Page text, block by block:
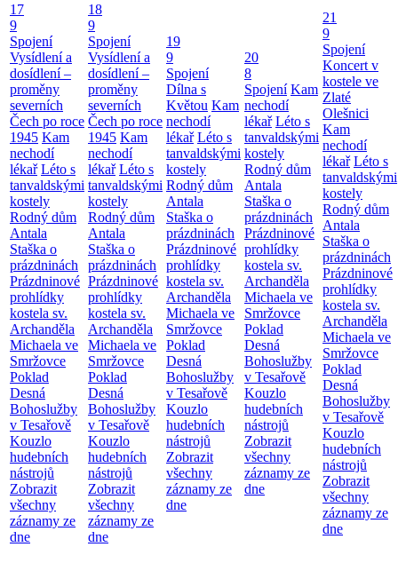
17
9
Spojení
Vysídlení a
dosídlení –
proměny
severních
Čech po roce
1945 Kam
nechodí
lékař Léto s
tanvaldskými
kostely
Rodný dům
Antala
Staška o
prázdninách
Prázdninové
prohlídky
kostela sv.
Archanděla
Michaela ve
Smržovce
Poklad
Desná
Bohoslužby
v Tesařově
Kouzlo
hudebních
nástrojů
Zobrazit
všechny
záznamy ze
dne
18
9
Spojení
Vysídlení a
dosídlení –
proměny
severních
Čech po roce
1945 Kam
nechodí
lékař Léto s
tanvaldskými
kostely
Rodný dům
Antala
Staška o
prázdninách
Prázdninové
prohlídky
kostela sv.
Archanděla
Michaela ve
Smržovce
Poklad
Desná
Bohoslužby
v Tesařově
Kouzlo
hudebních
nástrojů
Zobrazit
všechny
záznamy ze
dne
19
9
Spojení
Dílna s
Květou Kam
nechodí
lékař Léto s
tanvaldskými
kostely
Rodný dům
Antala
Staška o
prázdninách
Prázdninové
prohlídky
kostela sv.
Archanděla
Michaela ve
Smržovce
Poklad
Desná
Bohoslužby
v Tesařově
Kouzlo
hudebních
nástrojů
Zobrazit
všechny
záznamy ze
dne
20
8
Spojení Kam
nechodí
lékař Léto s
tanvaldskými
kostely
Rodný dům
Antala
Staška o
prázdninách
Prázdninové
prohlídky
kostela sv.
Archanděla
Michaela ve
Smržovce
Poklad
Desná
Bohoslužby
v Tesařově
Kouzlo
hudebních
nástrojů
Zobrazit
všechny
záznamy ze
dne
21
9
Spojení
Koncert v
kostele ve
Zlaté
Olešnici
Kam
nechodí
lékař Léto s
tanvaldskými
kostely
Rodný dům
Antala
Staška o
prázdninách
Prázdninové
prohlídky
kostela sv.
Archanděla
Michaela ve
Smržovce
Poklad
Desná
Bohoslužby
v Tesařově
Kouzlo
hudebních
nástrojů
Zobrazit
všechny
záznamy ze
dne